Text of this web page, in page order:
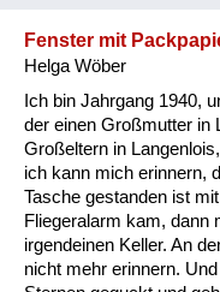
Fenster mit
Helga Wöber
Ich bin Jahrgang 1940,
der einen Großmutter in
Großeltern in
ich kann mich erinnern,
Tasche gestanden ist
Fliegeralarm kam, dann
irgendeinen Keller. An
nicht mehr erinnern.